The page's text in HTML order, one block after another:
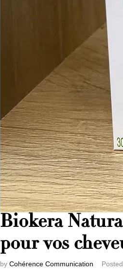
Biokera
pour vos
by Cohérence Communication